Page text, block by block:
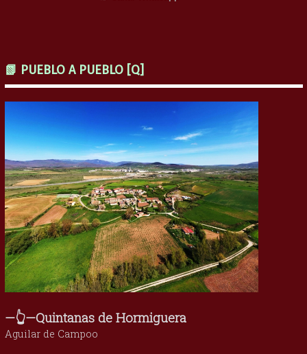
📗 PUEBLO A PUEBLO [Q]
—👆—Quintanas de Hormiguera
Aguilar de Campoo